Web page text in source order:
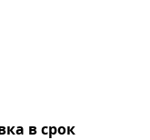
в срок